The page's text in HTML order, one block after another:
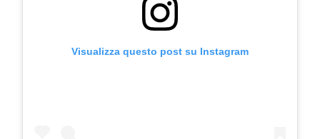
Visualizza questo post su Instagram